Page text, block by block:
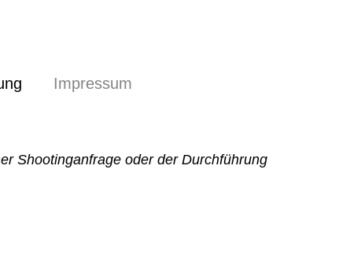
Impressum
Shootinganfrage oder der Durchführung